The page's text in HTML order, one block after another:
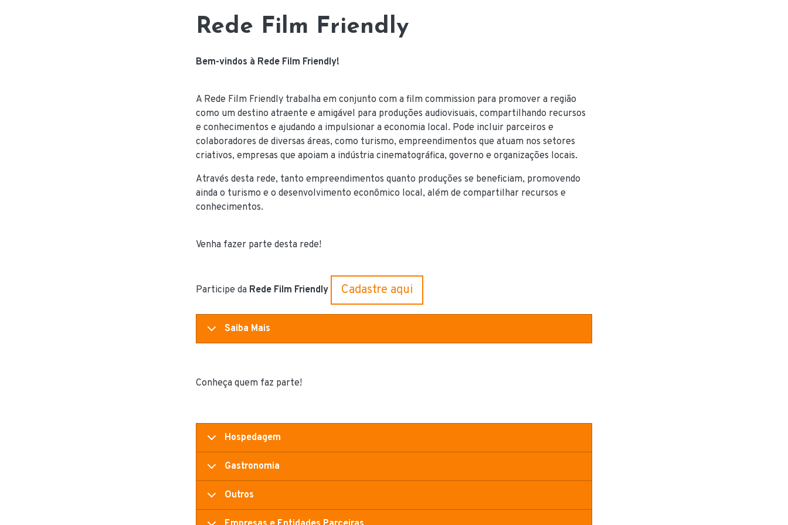
Rede Film Friendly
Bem-vindos à Rede Film Friendly!
A Rede Film Friendly trabalha em conjunto com a film commission para promover a região
como um destino atraente e amigável para produções audiovisuais, compartilhando recursos
e conhecimentos e ajudando a impulsionar a economia local. Pode incluir parceiros e
colaboradores de diversas áreas, como turismo, empreendimentos que atuam nos setores
criativos, empresas que apoiam a indústria cinematográfica, governo e organizações locais.
Através desta rede, tanto empreendimentos quanto produções se beneficiam, promovendo
ainda o turismo e o desenvolvimento econômico local, além de compartilhar recursos e
conhecimentos.
Venha fazer parte desta rede!
Participe da Rede Film Friendly Cadastre aqui
Saiba Mais
Conheça quem faz parte!
Hospedagem
Gastronomia
Outros